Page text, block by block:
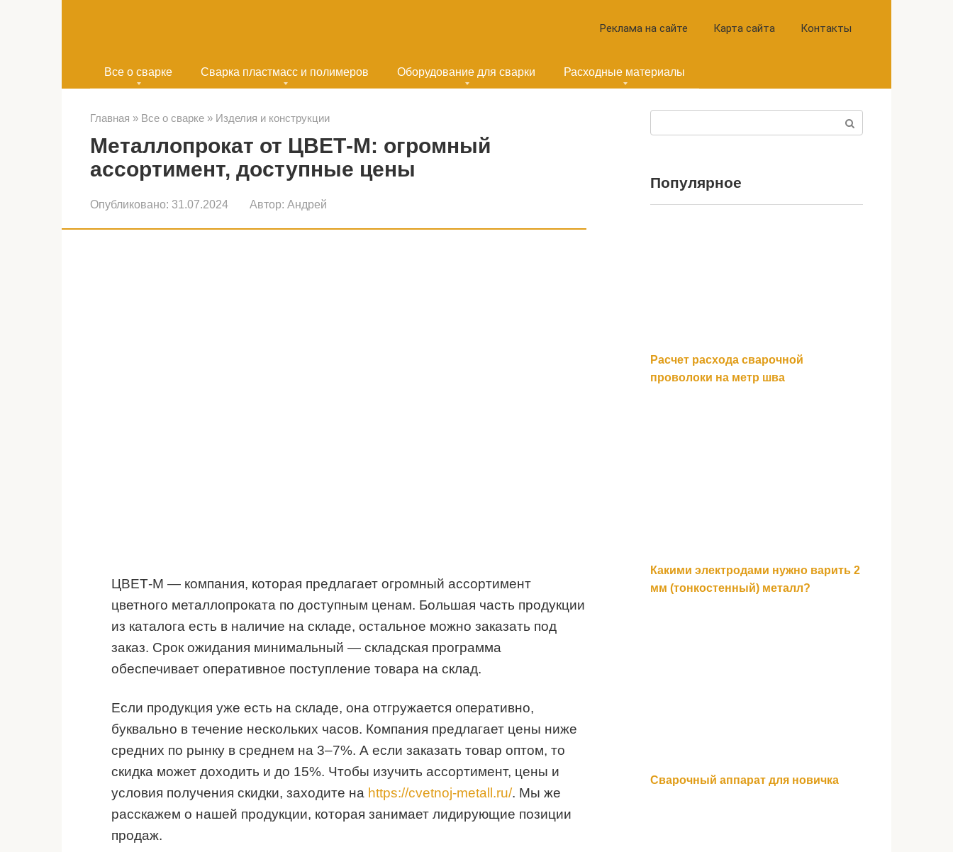
Реклама на сайте Карта сайта Контакты
Все о сварке Сварка пластмасс и полимеров Оборудование для сварки Расходные материалы
Главная » Все о сварке » Изделия и конструкции
Металлопрокат от ЦВЕТ-М: огромный
ассортимент, доступные цены
Опубликовано: 31.07.2024 Автор: Андрей
ЦВЕТ-М — компания, которая предлагает огромный ассортимент
цветного металлопроката по доступным ценам. Большая часть продукции
из каталога есть в наличие на складе, остальное можно заказать под
заказ. Срок ожидания минимальный — складская программа
обеспечивает оперативное поступление товара на склад.
Если продукция уже есть на складе, она отгружается оперативно,
буквально в течение нескольких часов. Компания предлагает цены ниже
средних по рынку в среднем на 3–7%. А если заказать товар оптом, то
скидка может доходить и до 15%. Чтобы изучить ассортимент, цены и
условия получения скидки, заходите на https://cvetnoj-metall.ru/. Мы же
расскажем о нашей продукции, которая занимает лидирующие позиции
продаж.
Популярное
Расчет расхода сварочной
проволоки на метр шва
Какими электродами нужно варить 2
мм (тонкостенный) металл?
Сварочный аппарат для новичка